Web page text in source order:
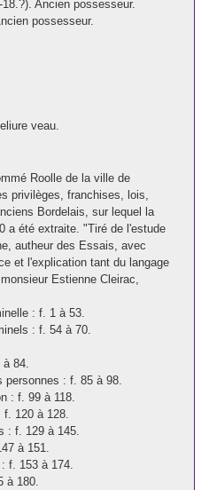
Ancien possesseur.
possesseur.
veau.
Roolle de la ville de
privilèges, franchises, lois,
Bordelais, sur lequel la
a été extraite. "Tiré de l'estude
autheur des Essais, avec
et l'explication tant du langage
Estienne Cleirac,
: f. 1 à 53.
: f. 54 à 70.
84.
: f. 85 à 98.
: f. 99 à 118.
120 à 128.
: f. 129 à 145.
à 151.
f. 153 à 174.
à 180.